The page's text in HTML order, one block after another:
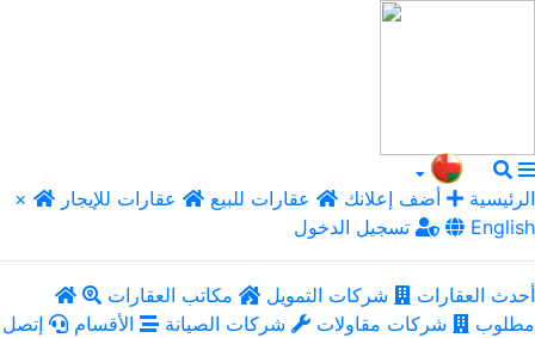
× الرئيسية أضف إعلانك عقارات للبيع
عقارات للإيجار
تسجيل الدخول
English
أحدث العقارات شركات التمويل
مكاتب العقارات
مطلوب
شركات مقاولات شركات الصيانة الأقسام
إتصل